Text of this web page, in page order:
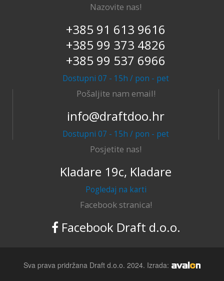
Nazovite nas!
+385 91 613 9616
+385 99 373 4826
+385 99 537 6966
Dostupni 07 - 15h / pon - pet
Pošaljite nam email!
info@draftdoo.hr
Dostupni 07 - 15h / pon - pet
Posjetite nas!
Kladare 19c, Kladare
Pogledaj na karti
Facebook stranica!
Facebook Draft d.o.o.
Sva prava pridržana Draft d.o.o. 2024. Izrada: